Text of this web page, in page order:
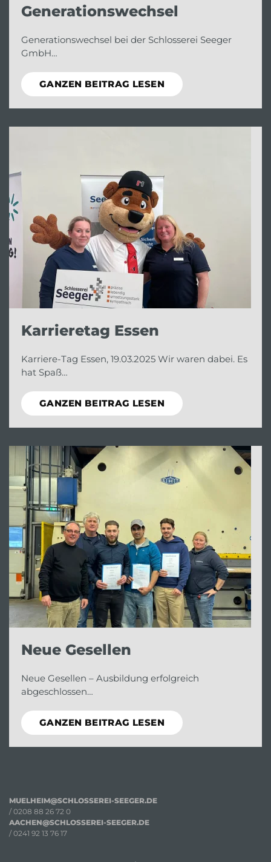
Generationswechsel
Generationswechsel bei der Schlosserei Seeger
GmbH…
GANZEN BEITRAG LESEN
Karrieretag Essen
Karriere-Tag Essen, 19.03.2025 Wir waren dabei. Es
hat Spaß…
GANZEN BEITRAG LESEN
Neue Gesellen
Neue Gesellen – Ausbildung erfolgreich
abgeschlossen…
GANZEN BEITRAG LESEN
MUELHEIM@SCHLOSSEREI-SEEGER.DE
/ 0208 88 26 72 0
AACHEN@SCHLOSSEREI-SEEGER.DE
/ 0241 92 13 76 17